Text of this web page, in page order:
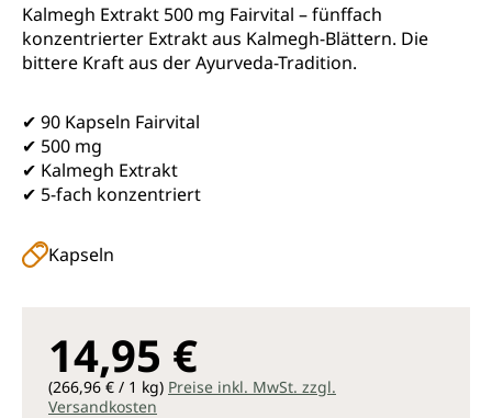
Kalmegh Extrakt 500 mg Fairvital – fünffach
konzentrierter Extrakt aus Kalmegh-Blättern. Die
bittere Kraft aus der Ayurveda-Tradition.
✔ 90 Kapseln Fairvital
✔ 500 mg
✔ Kalmegh Extrakt
✔ 5-fach konzentriert
Kapseln
14,95 €
(266,96 € / 1 kg) Preise inkl. MwSt. zzgl.
Versandkosten